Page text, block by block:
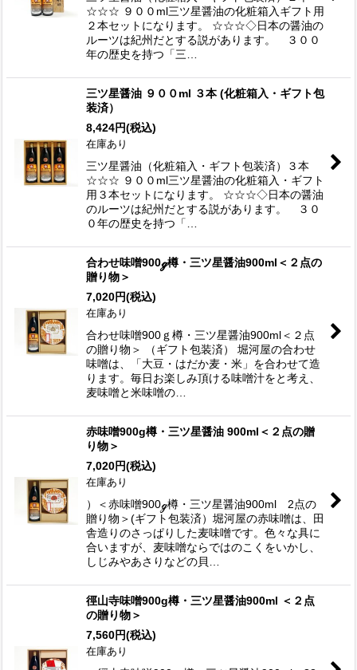
☆☆☆ ９００ml三ツ星醤油の化粧箱入ギフト用
２本セットになります。 ☆☆☆◇日本の醤油の
ルーツは紀州だとする説があります。 ３００
年の歴史を持つ「三…
三ツ星醤油 ９００ml ３本 (化粧箱入・ギフト包
装済）
8,424円(税込)
在庫あり
三ツ星醤油（化粧箱入・ギフト包装済）３本
☆☆☆ ９００ml三ツ星醤油の化粧箱入・ギフト
用３本セットになります。 ☆☆☆◇日本の醤油
のルーツは紀州だとする説があります。 ３０
０年の歴史を持つ「…
合わせ味噌900ℊ樽・三ツ星醤油900ml＜２点の
贈り物＞
7,020円(税込)
在庫あり
合わせ味噌900ｇ樽・三ツ星醤油900ml＜２点
の贈り物＞ （ギフト包装済） 堀河屋の合わせ
味噌は、「大豆・はだか麦・米」を合わせて造
ります。毎日お楽しみ頂ける味噌汁をと考え、
麦味噌と米味噌の…
赤味噌900g樽・三ツ星醤油 900ml＜２点の贈
り物＞
7,020円(税込)
在庫あり
）＜赤味噌900ℊ樽・三ツ星醤油900ml 2点の
贈り物＞(ギフト包装済）堀河屋の赤味噌は、田
舎造りのさっぱりした麦味噌です。色々な具に
合いますが、麦味噌ならではのこくをいかし、
しじみやあさりなどの貝…
徑山寺味噌900g樽・三ツ星醤油900ml ＜２点
の贈り物＞
7,560円(税込)
在庫あり